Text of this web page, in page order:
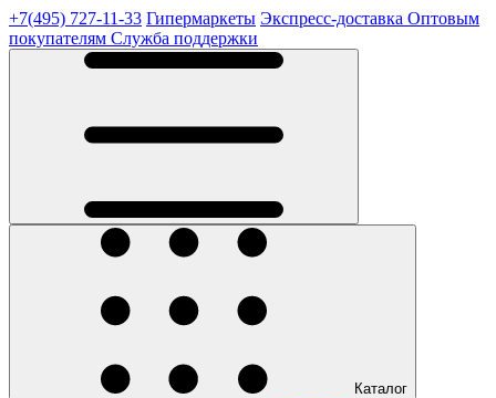
+7(495) 727-11-33 Гипермаркеты Экспресс-доставка Оптовым
покупателям Служба поддержки
Каталог